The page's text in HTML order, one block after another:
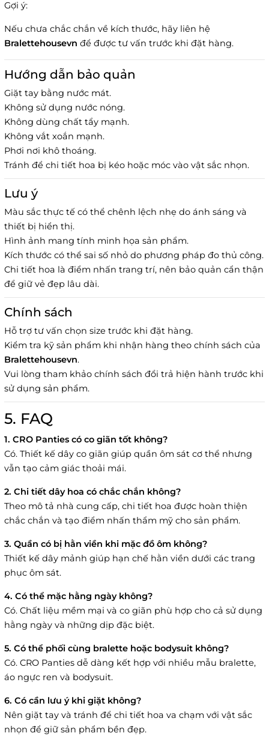
Gợi ý:
Nếu chưa chắc chắn về kích thước, hãy liên hệ
Bralettehousevn để được tư vấn trước khi đặt hàng.
Hướng dẫn bảo quản
Giặt tay bằng nước mát.
Không sử dụng nước nóng.
Không dùng chất tẩy mạnh.
Không vắt xoắn mạnh.
Phơi nơi khô thoáng.
Tránh để chi tiết hoa bị kéo hoặc móc vào vật sắc nhọn.
Lưu ý
Màu sắc thực tế có thể chênh lệch nhẹ do ánh sáng và
thiết bị hiển thị.
Hình ảnh mang tính minh họa sản phẩm.
Kích thước có thể sai số nhỏ do phương pháp đo thủ công.
Chi tiết hoa là điểm nhấn trang trí, nên bảo quản cẩn thận
để giữ vẻ đẹp lâu dài.
Chính sách
Hỗ trợ tư vấn chọn size trước khi đặt hàng.
Kiểm tra kỹ sản phẩm khi nhận hàng theo chính sách của
Bralettehousevn.
Vui lòng tham khảo chính sách đổi trả hiện hành trước khi
sử dụng sản phẩm.
5. FAQ
1. CRO Panties có co giãn tốt không?
Có. Thiết kế dây co giãn giúp quần ôm sát cơ thể nhưng
vẫn tạo cảm giác thoải mái.
2. Chi tiết dây hoa có chắc chắn không?
Theo mô tả nhà cung cấp, chi tiết hoa được hoàn thiện
chắc chắn và tạo điểm nhấn thẩm mỹ cho sản phẩm.
3. Quần có bị hằn viền khi mặc đồ ôm không?
Thiết kế dây mảnh giúp hạn chế hằn viền dưới các trang
phục ôm sát.
4. Có thể mặc hằng ngày không?
Có. Chất liệu mềm mại và co giãn phù hợp cho cả sử dụng
hằng ngày và những dịp đặc biệt.
5. Có thể phối cùng bralette hoặc bodysuit không?
Có. CRO Panties dễ dàng kết hợp với nhiều mẫu bralette,
áo ngực ren và bodysuit.
6. Có cần lưu ý khi giặt không?
Nên giặt tay và tránh để chi tiết hoa va chạm với vật sắc
nhọn để giữ sản phẩm bền đẹp.